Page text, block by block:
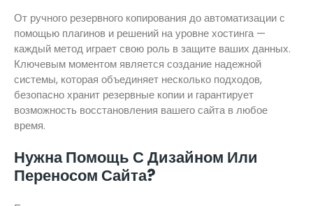
От ручного резервного копирования до автоматизации с
помощью плагинов и решений на уровне хостинга —
каждый метод играет свою роль в защите ваших данных.
Ключевым моментом является создание надежной
системы, которая объединяет несколько подходов,
безопасно хранит резервные копии и гарантирует
возможность восстановления вашего сайта в любое
время.
Нужна Помощь С Дизайном Или
Переносом Сайта?